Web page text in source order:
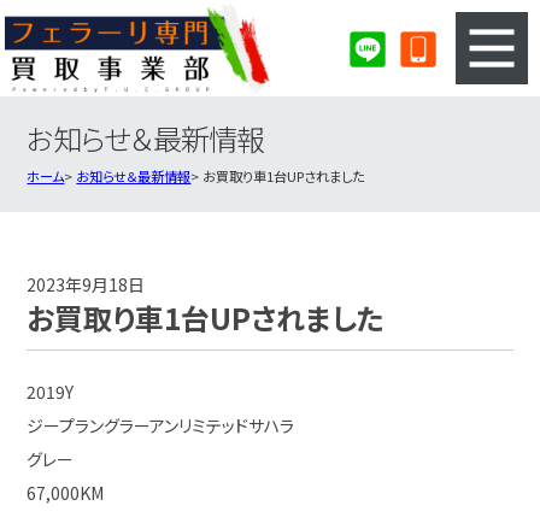
3ステップのカンタン査定
フェラーリ買取実績
お知らせ＆最新情報
ホーム お知らせ＆最新情報 お買取り車1台UPされました
2023年9月18日
お買取り車1台UPされました
2019Y
ジープラングラーアンリミテッドサハラ
グレー
67,000KM